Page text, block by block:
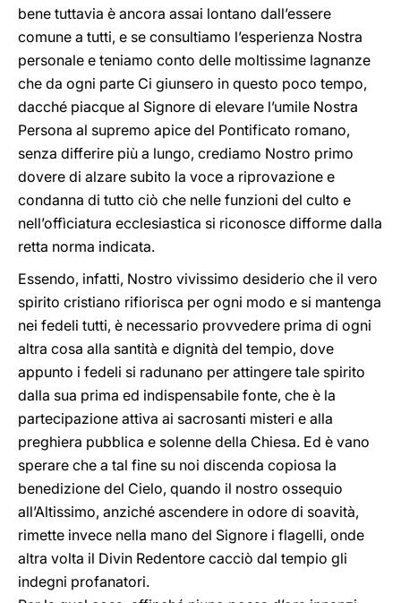
bene tuttavia è ancora assai lontano dall’essere
comune a tutti, e se consultiamo l’esperienza Nostra
personale e teniamo conto delle moltissime lagnanze
che da ogni parte Ci giunsero in questo poco tempo,
dacché piacque al Signore di elevare l’umile Nostra
Persona al supremo apice del Pontificato romano,
senza differire più a lungo, crediamo Nostro primo
dovere di alzare subito la voce a riprovazione e
condanna di tutto ciò che nelle funzioni del culto e
nell’offìciatura ecclesiastica si riconosce difforme dalla
retta norma indicata.
Essendo, infatti, Nostro vivissimo desiderio che il vero
spirito cristiano rifiorisca per ogni modo e si mantenga
nei fedeli tutti, è necessario provvedere prima di ogni
altra cosa alla santità e dignità del tempio, dove
appunto i fedeli si radunano per attingere tale spirito
dalla sua prima ed indispensabile fonte, che è la
partecipazione attiva ai sacrosanti misteri e alla
preghiera pubblica e solenne della Chiesa. Ed è vano
sperare che a tal fine su noi discenda copiosa la
benedizione del Cielo, quando il nostro ossequio
all’Altissimo, anziché ascendere in odore di soavità,
rimette invece nella mano del Signore i flagelli, onde
altra volta il Divin Redentore cacciò dal tempio gli
indegni profanatori.